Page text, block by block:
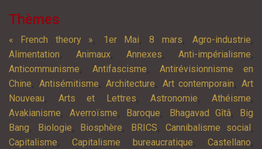
Thèmes
« French theory », 1er Mai,8 mars, Agro-industrie,
Alimentation, Animaux,Annexes,Anti-impérialisme,
Anticommunisme, Antifascisme, Antirévisionnisme en
Chine, Antisémitisme,Architecture, Art contemporain,Art
Nouveau,Arts et Lettres, Astronomie,Athéisme,
Avakianisme,Averroïsme, Baroque, Bhagavad Gîtâ,
Big
Bang, Biologie, Biosphère, BRICS,Cannibalisme social ,
Capitalisme,Capitalisme bureaucratique,Castellano,